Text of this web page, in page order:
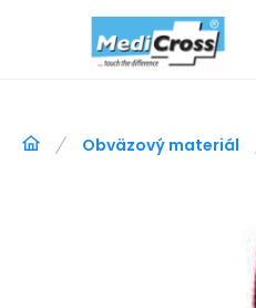
Obväzový materiál